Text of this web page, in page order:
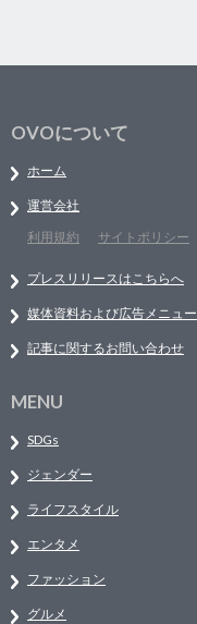
OVOについて
ホーム
運営会社
利用規約
サイトポリシー
プレスリリースはこちらへ
媒体資料および広告メニュー
記事に関するお問い合わせ
MENU
SDGs
ジェンダー
ライフスタイル
エンタメ
ファッション
グルメ